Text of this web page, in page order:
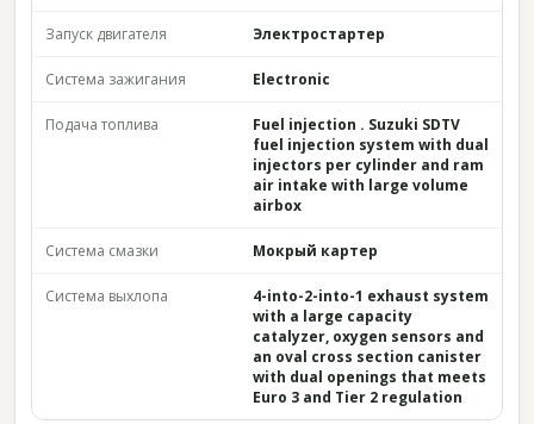
Запуск двигателя Электростартер
Система зажигания Electronic
Подача топлива
Fuel injection . Suzuki SDTV
fuel injection system with dual
injectors per cylinder and ram
air intake with large volume
airbox
Система смазки Мокрый картер
Система выхлопа
4-into-2-into-1 exhaust system
with a large capacity
catalyzer, oxygen sensors and
an oval cross section canister
with dual openings that meets
Euro 3 and Tier 2 regulation